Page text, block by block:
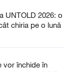
UNTOLD 2026: o
chiria pe o lună
vor închide în